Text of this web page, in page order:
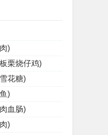
)
栗烧仔鸡)
花糖)
)
血肠)
)